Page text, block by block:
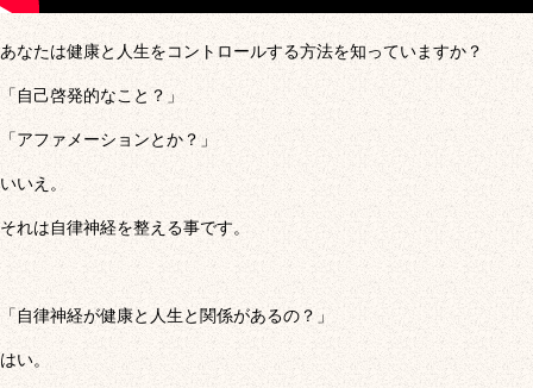
あなたは健康と人生をコントロールする方法を知っていますか？
「自己啓発的なこと？」
「アファメーションとか？」
いいえ。
それは自律神経を整える事です。
「自律神経が健康と人生と関係があるの？」
はい。